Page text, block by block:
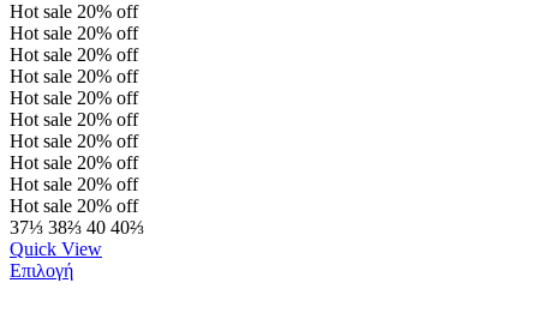
Hot sale 20% off
Hot sale 20% off
Hot sale 20% off
Hot sale 20% off
Hot sale 20% off
Hot sale 20% off
Hot sale 20% off
Hot sale 20% off
Hot sale 20% off
Hot sale 20% off
37⅓ 38⅔ 40 40⅔
Quick View
Επιλογή